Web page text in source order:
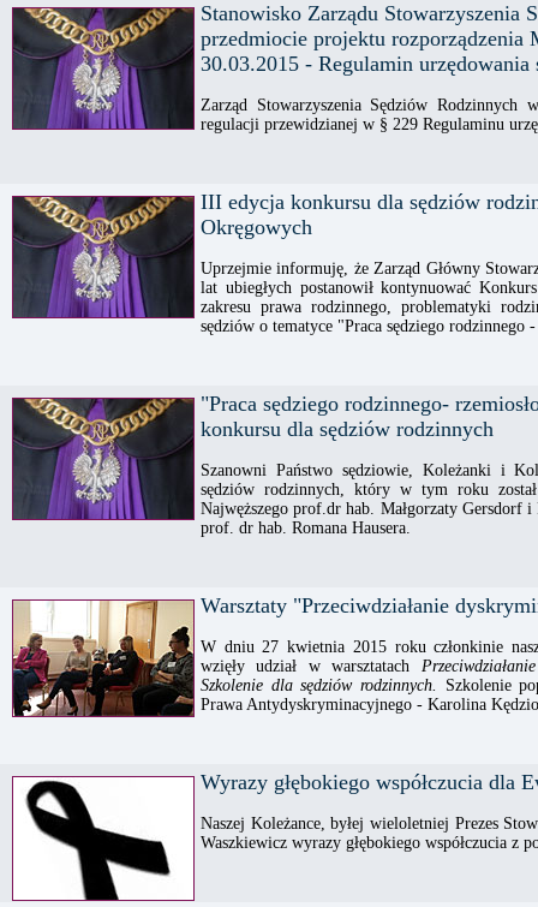
Stanowisko Zarządu Stowarzyszenia
przedmiocie projektu
30.03.2015 - Regulamin urzędowania
Zarząd Stowarzyszenia Sędziów Rodzinnych
regulacji przewidzianej w § 229 Regulaminu
III edycja konkursu dla sędziów
Okręgowych
Uprzejmie informuję, że Zarząd Główny
lat ubiegłych postanowił kontynuować
zakresu prawa rodzinnego, problematyki
sędziów o tematyce "Praca sędziego rodzinnego
"Praca sędziego rodzinnego-
konkursu dla sędziów rodzinnych
Szanowni Państwo sędziowie, Koleżanki i
sędziów rodzinnych, który w tym roku
Najwęższego prof.dr hab. Małgorzaty Gersdorf
prof. dr hab. Romana Hausera.
Warsztaty "Przeciwdziałanie
W dniu 27 kwietnia 2015 roku członkinie
wzięły udział w warsztatach
Szkolenie dla sędziów rodzinnych.
Szkolenie
Prawa Antydyskryminacyjnego - Karolina
Wyrazy głębokiego współczucia dla
Naszej Koleżance, byłej wieloletniej Prezes
Waszkiewicz wyrazy głębokiego współczucia z